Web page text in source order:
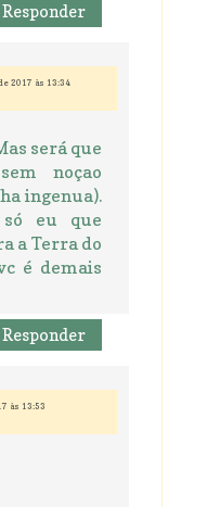
Responder
2017 às 13:34
será que
noçao
ingenua).
só eu que
a Terra do
é demais
Responder
às 13:53